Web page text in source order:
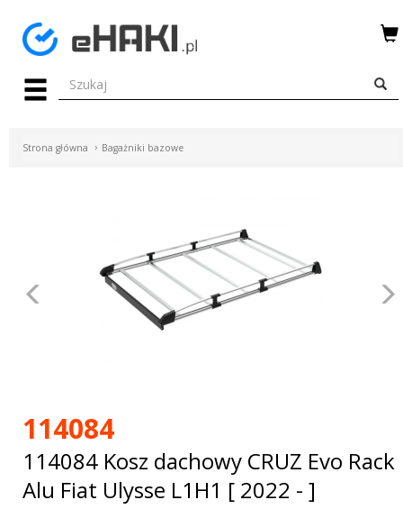
Menu
HAKI
BOXY
AKCESORIA
Strona główna Bagażniki bazowe
Poprzednie
114084
114084 Kosz dachowy CRUZ Evo Rack
Alu Fiat Ulysse L1H1 [ 2022 - ]